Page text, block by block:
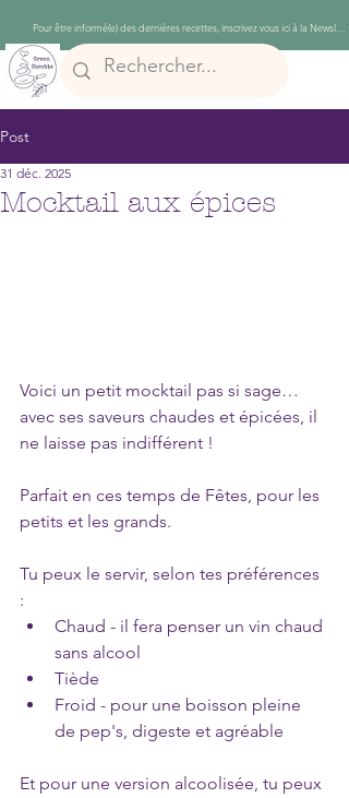
Post
Mocktail aux épices
31 déc. 2025
Voici un petit mocktail pas si sage…
avec ses saveurs chaudes et épicées, il
ne laisse pas indifférent !
Parfait en ces temps de Fêtes, pour les
petits et les grands.
Tu peux le servir, selon tes préférences
:
Chaud - il fera penser un vin chaud
sans alcool
Tiède
Froid - pour une boisson pleine
de pep's, digeste et agréable
Et pour une version alcoolisée, tu peux